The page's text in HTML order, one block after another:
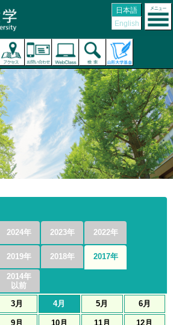
日本語
English
2024年 2023年 2022年
2019年 2018年 2017年
2014年
以前
3月 4月 5月 6月
9月 10月 11月 12月